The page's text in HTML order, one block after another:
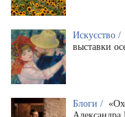
Искусство /
выставки
Блоги /